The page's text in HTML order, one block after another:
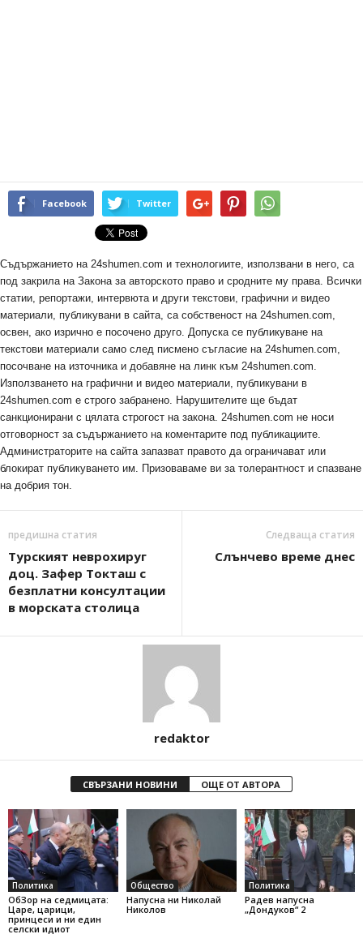
Facebook Twitter
Съдържанието на 24shumen.com и технологиите, използвани в него, са
под закрила на Закона за авторското право и сродните му права. Всички
статии, репортажи, интервюта и други текстови, графични и видео
материали, публикувани в сайта, са собственост на 24shumen.com,
освен, ако изрично е посочено друго. Допуска се публикуване на
текстови материали само след писмено съгласие на 24shumen.com,
посочване на източника и добавяне на линк към 24shumen.com.
Използването на графични и видео материали, публикувани в
24shumen.com е строго забранено. Нарушителите ще бъдат
санкционирани с цялата строгост на закона. 24shumen.com не носи
отговорност за съдържанието на коментарите под публикациите.
Администраторите на сайта запазват правото да ограничават или
блокират публикуването им. Призоваваме ви за толерантност и спазване
на добрия тон.
предишна статия
Турският неврохируг
доц. Зафер Токташ с
безплатни консултации
в морската столица
Следваща статия
Слънчево време днес
redaktor
СВЪРЗАНИ НОВИНИ ОЩЕ ОТ АВТОРА
Политика
ОбЗор на седмицата:
Царе, царици,
принцеси и ни един
селски идиот
Общество
Напусна ни Николай
Николов
Политика
Радев напусна
„Дондуков“ 2